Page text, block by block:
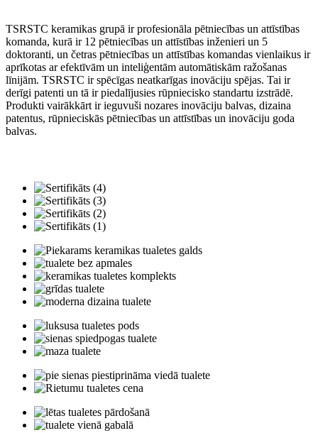
TSRSTC keramikas grupā ir profesionāla pētniecības un attīstības
komanda, kurā ir 12 pētniecības un attīstības inženieri un 5
doktoranti, un četras pētniecības un attīstības komandas vienlaikus ir
aprīkotas ar efektīvām un inteliģentām automātiskām ražošanas
līnijām. TSRSTC ir spēcīgas neatkarīgas inovāciju spējas. Tai ir
derīgi patenti un tā ir piedalījusies rūpniecisko standartu izstrādē.
Produkti vairākkārt ir ieguvuši nozares inovāciju balvas, dizaina
patentus, rūpnieciskās pētniecības un attīstības un inovāciju goda
balvas.